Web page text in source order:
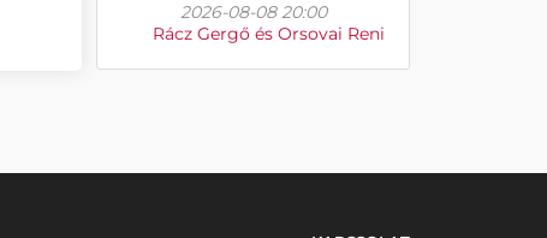
2026-08-08 20:00
Rácz Gergő és Orsovai Reni